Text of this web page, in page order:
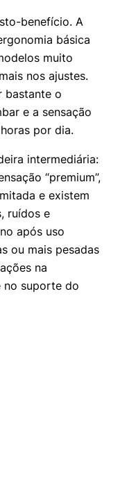
benefício. A
básica
muito
nos ajustes.
bastante o
e a sensação
por dia.
intermediária:
“premium”,
e existem
ruídos e
após uso
ou mais pesadas
na
no suporte do